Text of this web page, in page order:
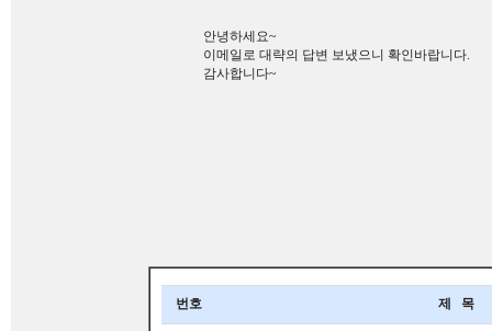
안녕하세요~
이메일로 대략의 답변 보냈으니 확인바랍니다.
감사합니다~
번호 제 목